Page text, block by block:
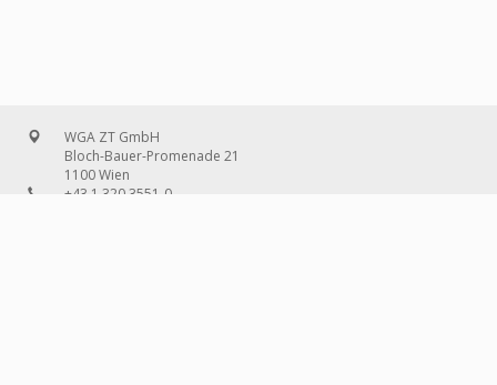
WGA ZT GmbH
Bloch-Bauer-Promenade 21
1100 Wien
+43 1 320 3551-0